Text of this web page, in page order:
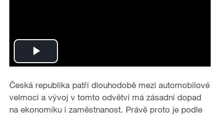
P
l
a
Česká republika patří dlouhodobě mezi automobilové
velmoci a vývoj v tomto odvětví má zásadní dopad
na ekonomiku i zaměstnanost. Právě proto je podle